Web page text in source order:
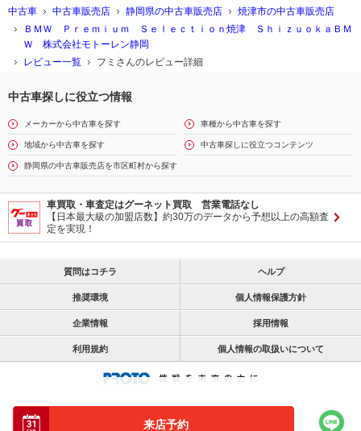
来店予約
中古車 中古車販売店 静岡県の中古車販売店
焼津市の中古車販売店
ＢＭＷ Ｐｒｅｍｉｕｍ Ｓｅｌｅｃｔｉｏｎ焼津 ＳｈｉｚｕｏｋａＢＭ
Ｗ 株式会社モトーレン静岡
レビュー一覧
フミさんのレビュー詳細
中古車探しに役立つ情報
メーカーから中古車を探す 車種から中古車を探す
地域から中古車を探す 中古車探しに役立つコンテンツ
静岡県の中古車販売店を市区町村から探す
車買取・車査定はグーネット買取 営業電話なし
【日本最大級の加盟店数】約30万のデータから予想以上の高額査
定を実現！
質問はコチラ ヘルプ
推奨環境 個人情報保護方針
企業情報 採用情報
利用規約 個人情報の取扱いについて